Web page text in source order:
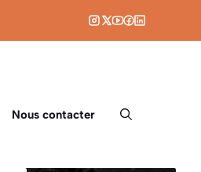
Nous contacter